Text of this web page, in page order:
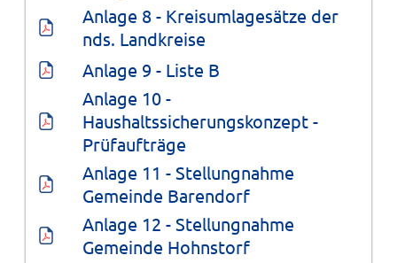
Anlage 8 - Kreisumlagesätze der
nds. Landkreise
Anlage 9 - Liste B
Anlage 10 -
Haushaltssicherungskonzept -
Prüfaufträge
Anlage 11 - Stellungnahme
Gemeinde Barendorf
Anlage 12 - Stellungnahme
Gemeinde Hohnstorf